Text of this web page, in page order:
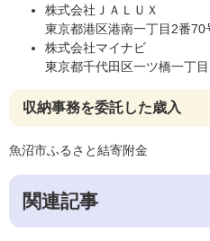
株式会社ＪＡＬＵＸ
東京都港区港南一丁目2番70
株式会社マイナビ
東京都千代田区一ツ橋一丁
収納事務を委託した歳入
魚沼市ふるさと結寄附金
関連記事